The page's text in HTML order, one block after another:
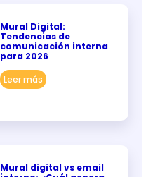
Mural Digital:
Tendencias de
comunicación interna
para 2026
Leer más
Mural digital vs email